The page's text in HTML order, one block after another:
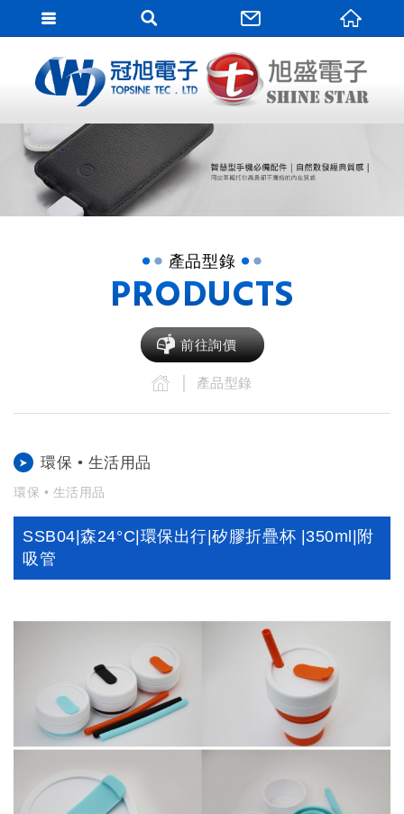
網站名稱
產品型錄
PRODUCTS
前往詢價
產品型錄
環保 • 生活用品
環保 • 生活用品
SSB04|森24°C|環保出行|矽膠折疊杯 |350ml|附
吸管